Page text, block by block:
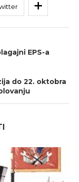
EPS-a
do 22. oktobra